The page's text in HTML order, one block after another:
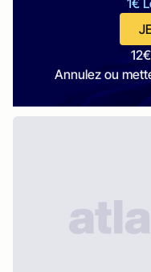
1€
Annulez ou